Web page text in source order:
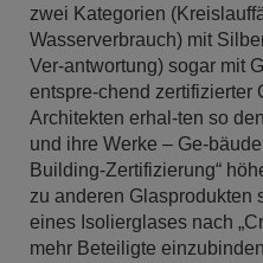
zwei Kategorien
Wasserverbrauch) mit
Ver-antwortung) sogar mit
entspre-chend zertifizierter
Architekten erhal-ten so
und ihre Werke – Ge-
Building-Zertifizierung“
zu anderen Glasprodukten
eines Isolierglases nach
mehr Beteiligte